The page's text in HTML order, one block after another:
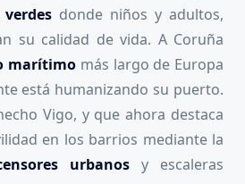
donde niños y adultos,
su calidad de vida. A Coruña
marítimo más largo de Europa
está humanizando su puerto.
Vigo, y que ahora destaca
en los barrios mediante la
urbanos y escaleras